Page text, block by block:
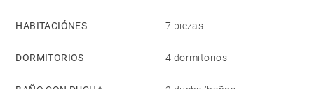
HABITACIÓNES 7 piezas
DORMITORIOS 4 dormitorios